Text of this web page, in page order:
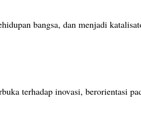
bangsa, dan menjadi
terhadap inovasi, berorientasi